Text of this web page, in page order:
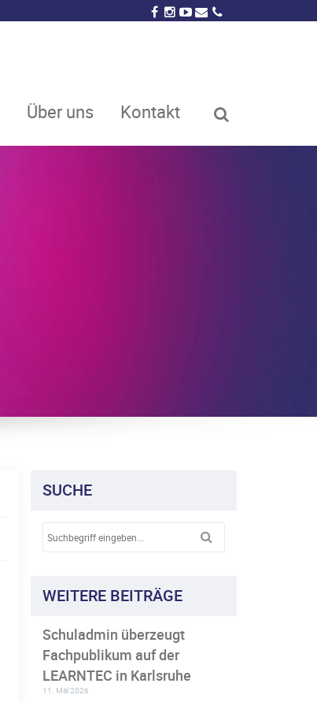
Über uns Kontakt
SUCHE
WEITERE BEITRÄGE
Schuladmin überzeugt
Fachpublikum auf der
LEARNTEC in Karlsruhe
11. Mai 2026